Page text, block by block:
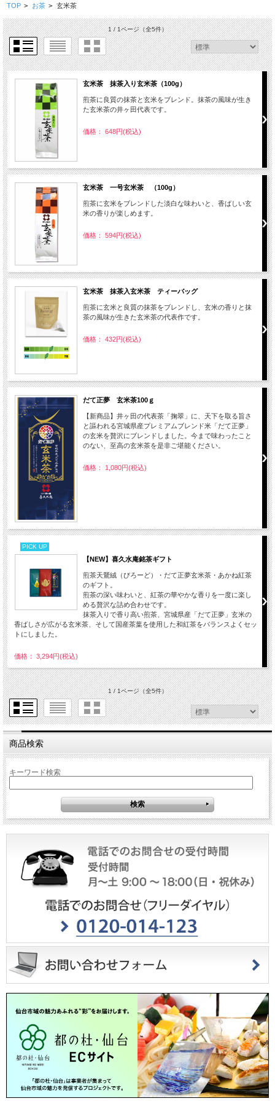
TOP > お茶 > 玄米茶
1 / 1ページ（全5件）
玄米茶 抹茶入り玄米茶（100g）
煎茶に良質の抹茶と玄米をブレンド。抹茶の風味が生き
た玄米茶の井ヶ田代表です。
価格： 648円(税込)
玄米茶 一号玄米茶 （100g）
煎茶に玄米をブレンドした淡白な味わいと、香ばしい玄
米の香りが楽しめます。
価格： 594円(税込)
玄米茶 抹茶入玄米茶 ティーバッグ
煎茶に玄米と良質の抹茶をブレンドし、玄米の香りと抹
茶の風味が生きた玄米茶の代表作です。
価格： 432円(税込)
だて正夢 玄米茶100ｇ
【新商品】井ヶ田の代表茶「掬翠」に、天下を取る旨さ
と謳われる宮城県産プレミアムブレンド米「だて正夢」
の玄米を贅沢にブレンドしました。今まで味わったこと
のない、至高の玄米茶を是非ご堪能ください。
価格： 1,080円(税込)
PICK UP
【NEW】喜久水庵銘茶ギフト
煎茶天鵞絨（びろーど）・だて正夢玄米茶・あかね紅茶
のギフト。
煎茶の深い味わいと、紅茶の華やかな香りを一度に楽し
める贅沢な詰め合わせです。
抹茶入りで香り高い煎茶、宮城県産「だて正夢」玄米の
香ばしさが広がる玄米茶、そして国産茶葉を使用した和紅茶をバランスよくセッ
トにしました。
価格： 3,294円(税込)
1 / 1ページ（全5件）
商品検索
キーワード検索